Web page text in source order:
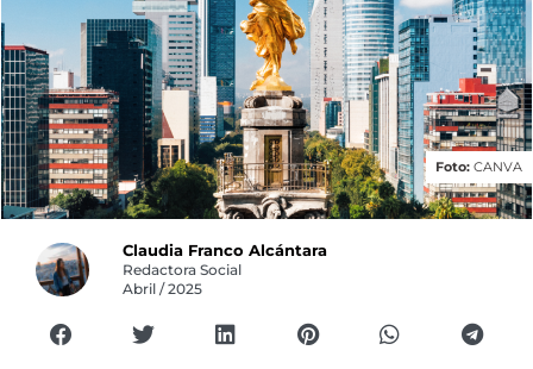
Foto: CANVA
Claudia Franco Alcántara
Redactora Social
Abril / 2025